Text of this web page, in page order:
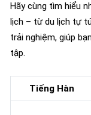
Hãy cùng tìm hiểu
lịch – từ du lịch tự
trải nghiệm, giúp
tập.
Tiếng Hàn